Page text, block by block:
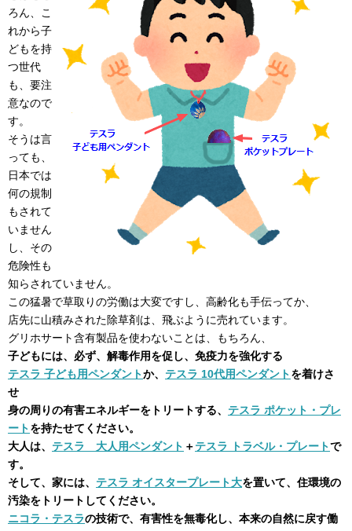
ろん、こ
れから子
どもを持
つ世代
も、要注
意なので
す。
そうは言
っても、
日本では
何の規制
もされて
いません
し、その
危険性も
知らされていません。
この猛暑で草取りの労働は大変ですし、高齢化も手伝ってか、
店先に山積みされた除草剤は、飛ぶように売れています。
グリホサート含有製品を使わないことは、もちろん、
子どもには、必ず、解毒作用を促し、免疫力を強化する
テスラ 子ども用ペンダントか、 テスラ 10代用ペンダントを着けさ
せ
身の周りの有害エネルギーをトリートする、 テスラ ポケット・プレ
ートを持たせてください。
大人は、 テスラ 大人用ペンダント ＋テスラ トラベル・プレートで
す。
そして、家には、 テスラ オイスタープレート大を置いて、住環境の
汚染をトリートしてください。
ニコラ・テスラの技術で、有害性を無毒化し、本来の自然に戻す働